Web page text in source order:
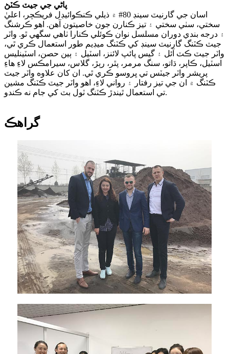
پاڻي جي جيٽ ڪٽڻ
اسان جي گارنيٽ سينڊ 80# ۾ ذيلي ڪنڪوائيڊل فريڪچر، اعليٰ
سختي، سٺي سختي ۽ تيز ڪنارن جون خاصيتون آهن. اهو ڪرشنگ
۽ درجه بندي دوران مسلسل نوان ڪوئلي ڪنارا ٺاهي سگهي ٿو. واٽر
جيٽ ڪٽنگ گارنيٽ سينڊ کي ڪٽنگ ميڊيم طور استعمال ڪري ٿي،
واٽر جيٽ ڪٽ آئل ۽ گيس پائپ لائنز، اسٽيل ۽ ٻين حصن، اسٽينلیس
اسٽيل، ڪاپر، ڌاتو، سنگ مرمر، پٿر، رٻڙ، گلاس، سيرامڪس لاءِ هاءِ
پريشر واٽر جيٽس تي ڀروسو ڪري ٿي. ان کان علاوه واٽر جيٽ
ڪٽنگ ۾ ان جي تيز رفتار ۽ رواني لاءِ، اهو واٽر جيٽ ڪٽنگ مشين
تي استعمال ٿيندڙ ڪٽنگ ٽول بٽ کي جام نه ڪندو.
گراهڪ